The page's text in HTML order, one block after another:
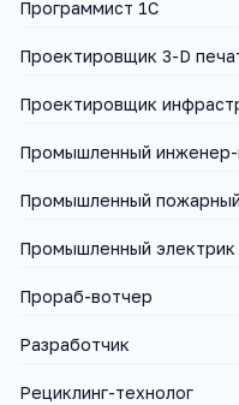
Программист 1С
Проектировщик 3-D
Проектировщик
Промышленный
Промышленный
Промышленный электрик
Прораб-вотчер
Разработчик
Рециклинг-технолог